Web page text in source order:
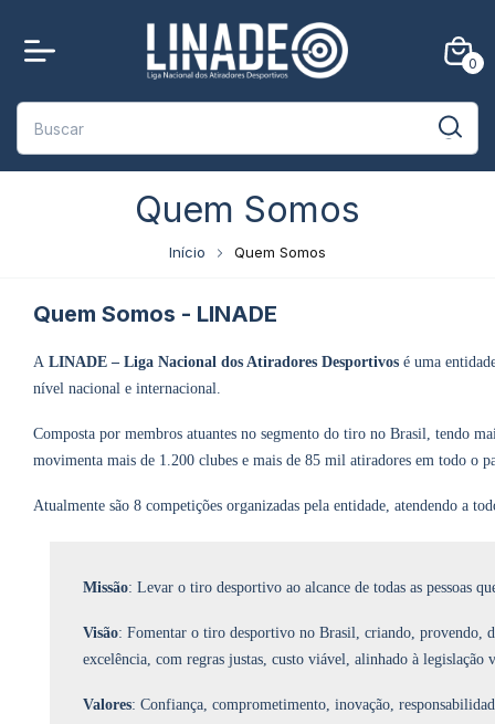
0
Quem Somos
Início Quem Somos
Quem Somos - LINADE
A LINADE – Liga Nacional dos Atiradores Desportivos é uma
nível nacional e internacional.
Composta por membros atuantes no segmento do tiro no Brasil, tendo
movimenta mais de 1.200 clubes e mais de 85 mil atiradores em todo
Atualmente são 8 competições organizadas pela entidade, atendendo a
Missão: Levar o tiro desportivo ao alcance de todas as pessoas
Visão: Fomentar o tiro desportivo no Brasil, criando, provendo,
excelência, com regras justas, custo viável, alinhado à
Valores: Confiança, comprometimento, inovação,